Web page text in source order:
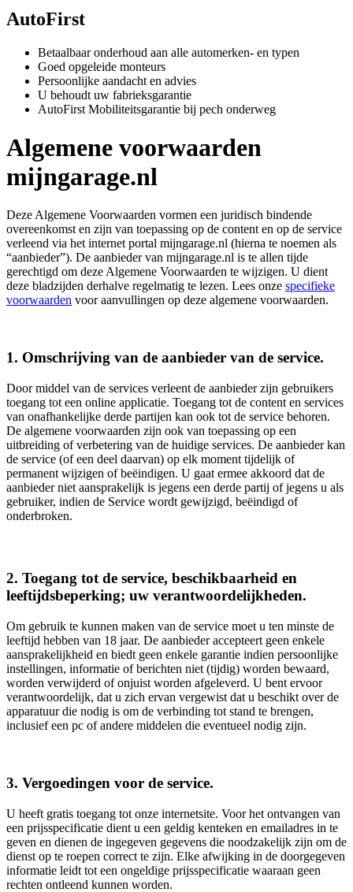
AutoFirst
Betaalbaar onderhoud aan alle automerken- en typen
Goed opgeleide monteurs
Persoonlijke aandacht en advies
U behoudt uw fabrieksgarantie
AutoFirst Mobiliteitsgarantie bij pech onderweg
Algemene voorwaarden
mijngarage.nl
Deze Algemene Voorwaarden vormen een juridisch bindende
overeenkomst en zijn van toepassing op de content en op de service
verleend via het internet portal mijngarage.nl (hierna te noemen als
“aanbieder”). De aanbieder van mijngarage.nl is te allen tijde
gerechtigd om deze Algemene Voorwaarden te wijzigen. U dient
deze bladzijden derhalve regelmatig te lezen. Lees onze specifieke
voorwaarden voor aanvullingen op deze algemene voorwaarden.
1. Omschrijving van de aanbieder van de service.
Door middel van de services verleent de aanbieder zijn gebruikers
toegang tot een online applicatie. Toegang tot de content en services
van onafhankelijke derde partijen kan ook tot de service behoren.
De algemene voorwaarden zijn ook van toepassing op een
uitbreiding of verbetering van de huidige services. De aanbieder kan
de service (of een deel daarvan) op elk moment tijdelijk of
permanent wijzigen of beëindigen. U gaat ermee akkoord dat de
aanbieder niet aansprakelijk is jegens een derde partij of jegens u als
gebruiker, indien de Service wordt gewijzigd, beëindigd of
onderbroken.
2. Toegang tot de service, beschikbaarheid en
leeftijdsbeperking; uw verantwoordelijkheden.
Om gebruik te kunnen maken van de service moet u ten minste de
leeftijd hebben van 18 jaar. De aanbieder accepteert geen enkele
aansprakelijkheid en biedt geen enkele garantie indien persoonlijke
instellingen, informatie of berichten niet (tijdig) worden bewaard,
worden verwijderd of onjuist worden afgeleverd. U bent ervoor
verantwoordelijk, dat u zich ervan vergewist dat u beschikt over de
apparatuur die nodig is om de verbinding tot stand te brengen,
inclusief een pc of andere middelen die eventueel nodig zijn.
3. Vergoedingen voor de service.
U heeft gratis toegang tot onze internetsite. Voor het ontvangen van
een prijsspecificatie dient u een geldig kenteken en emailadres in te
geven en dienen de ingegeven gegevens die noodzakelijk zijn om de
dienst op te roepen correct te zijn. Elke afwijking in de doorgegeven
informatie leidt tot een ongeldige prijsspecificatie waaraan geen
rechten ontleend kunnen worden.